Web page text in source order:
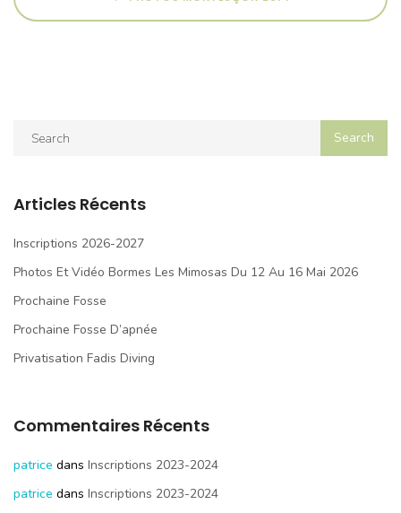
Articles Récents
Inscriptions 2026-2027
Photos Et Vidéo Bormes Les Mimosas Du 12 Au 16 Mai 2026
Prochaine Fosse
Prochaine Fosse D’apnée
Privatisation Fadis Diving
Commentaires Récents
patrice dans Inscriptions 2023-2024
patrice dans Inscriptions 2023-2024